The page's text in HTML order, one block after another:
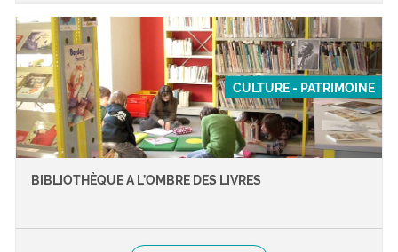
CULTURE - PATRIMOINE
BIBLIOTHÈQUE A L’OMBRE DES LIVRES